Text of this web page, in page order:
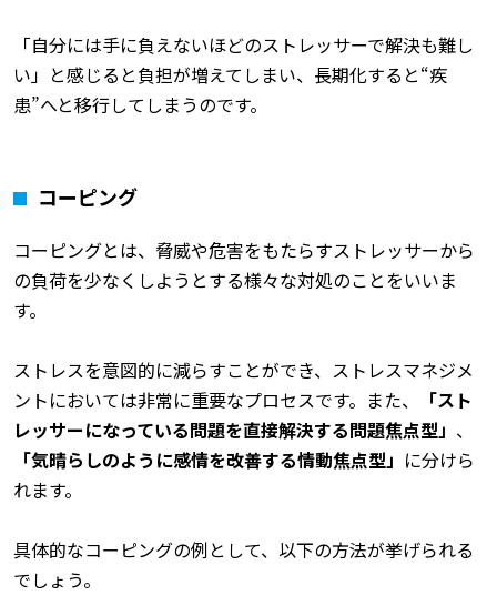
「自分には手に負えないほどのストレッサーで解決も難し
い」と感じると負担が増えてしまい、長期化すると“疾
患”へと移行してしまうのです。
コーピング
コーピングとは、脅威や危害をもたらすストレッサーから
の負荷を少なくしようとする様々な対処のことをいいま
す。
ストレスを意図的に減らすことができ、ストレスマネジメ
ントにおいては非常に重要なプロセスです。また、
「スト
レッサーになっている問題を直接解決する問題焦点型」 、
「気晴らしのように感情を改善する情動焦点型」 に分けら
れます。
具体的なコーピングの例として、以下の方法が挙げられる
でしょう。